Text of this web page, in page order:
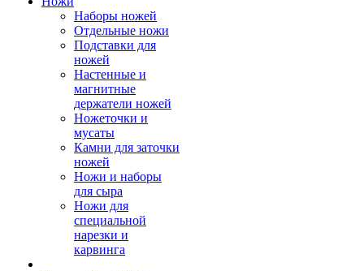
Наборы ножей
Отдельные ножи
Подставки для
ножей
Настенные и
магнитные
держатели ножей
Ножеточки и
мусаты
Камни для заточки
ножей
Ножи и наборы
для сыра
Ножи для
специальной
нарезки и
карвинга